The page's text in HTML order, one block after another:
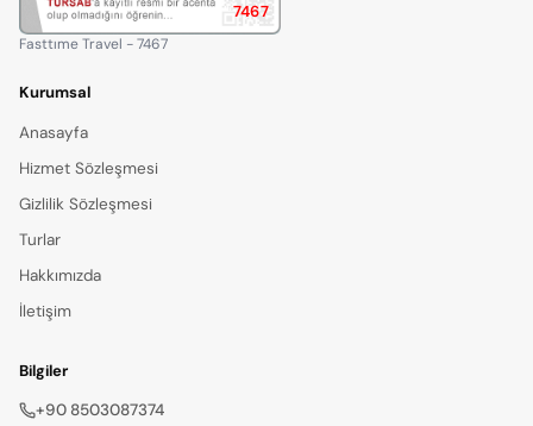
7467
Fasttıme Travel - 7467
Kurumsal
Anasayfa
Hizmet Sözleşmesi
Gizlilik Sözleşmesi
Turlar
Hakkımızda
İletişim
Bilgiler
+90 8503087374